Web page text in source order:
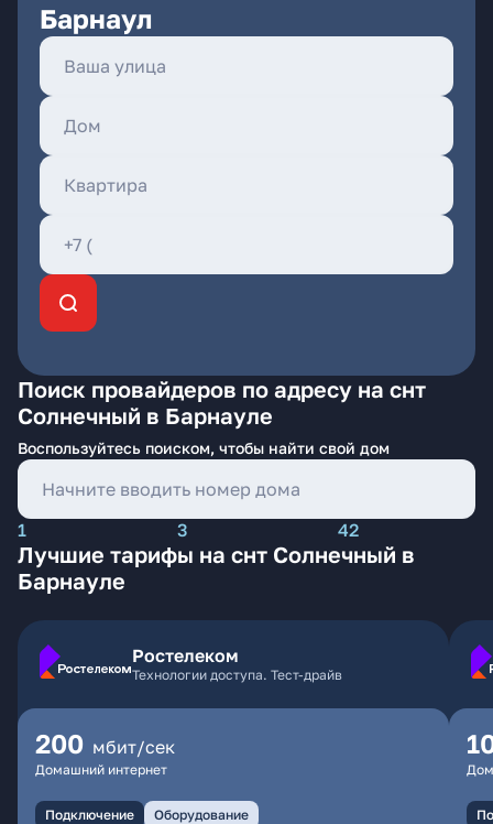
Барнаул
Поиск провайдеров по адресу на снт
Солнечный в Барнауле
Воспользуйтесь поиском, чтобы найти свой дом
1 3 42
Лучшие тарифы на снт Солнечный в
Барнауле
Ростелеком
Технологии доступа. Тест-драйв
200 мбит/сек
Домашний интернет
Подключение Оборудование